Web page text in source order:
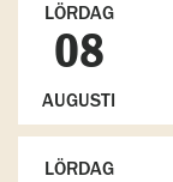
LÖRDAG
08
AUGUSTI
LÖRDAG